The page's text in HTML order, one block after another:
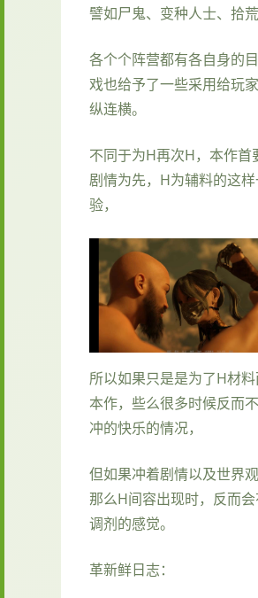
譬如尸鬼、变种人士、拾荒
各个个阵营都有各自身的
戏也给予了一些采用给玩
纵连横。
不同于为H再次H，本作首
剧情为先，H为辅料的这
验，
所以如果只是是为了H材
本作，些么很多时候反而
冲的快乐的情况，
但如果冲着剧情以及世界观
那么H间容出现时，反而
调剂的感觉。
革新鲜日志：